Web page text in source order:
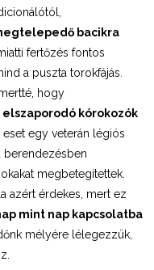
bacikra
fertőzés fontos
a puszta torokfájás.
hogy
kórokozók
eset egy veterán légiós
berendezésben
megbetegítettek.
azért érdekes, mert ez
mint nap kapcsolatba
mélyére lélegezzük,